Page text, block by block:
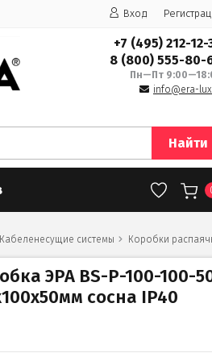
Вход
+7 (495) 212-12-
8 (800) 555-80-
Пн—Пт
info@era-
Найти
Кабеленесущие системы Коробки
ЭРА BS-P-100-100-
сосна IP40